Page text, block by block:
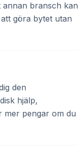
annan bransch kan
göra bytet utan
den
hjälp,
mer pengar om du